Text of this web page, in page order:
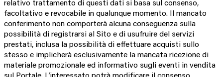
relativo trattamento di questi dati si basa sul consenso,
facoltativo e revocabile in qualunque momento. Il mancato
conferimento non comporterà alcuna conseguenza sulla
possibilità di registrarsi al Sito e di usufruire del servizi
prestati, inclusa la possibilità di effettuare acquisti sullo
stesso e implicherà esclusivamente la mancata ricezione di
materiale promozionale ed informativo sugli eventi in vendita
sul Portale. L’interessato potrà modificare il consenso